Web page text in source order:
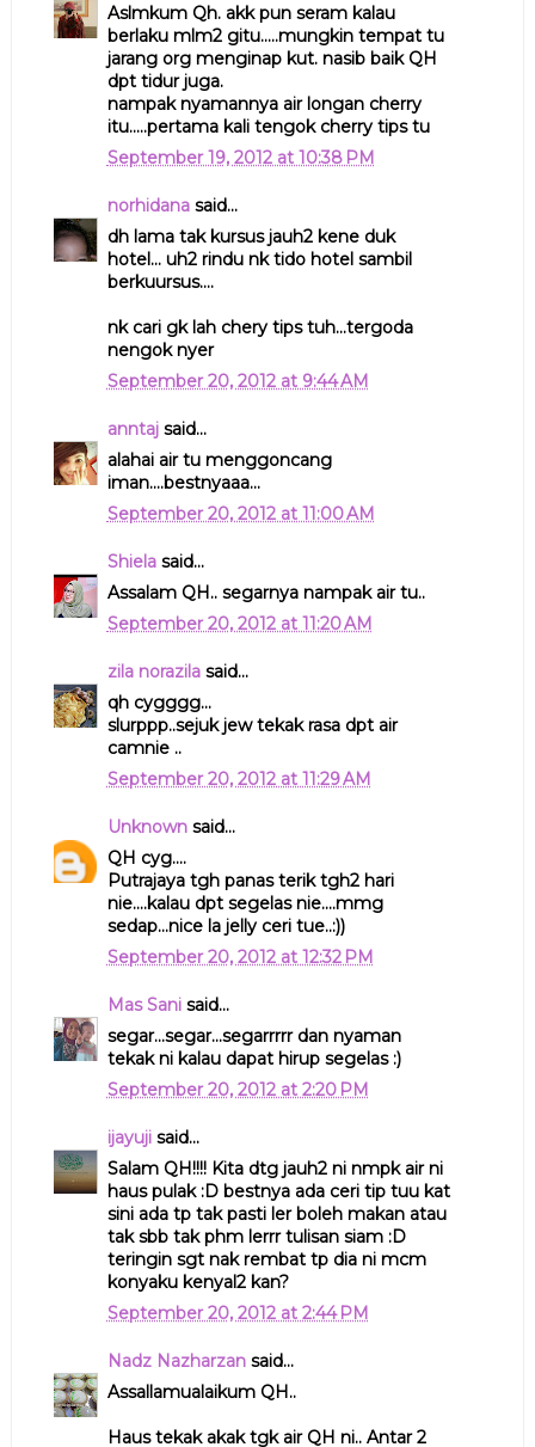
Aslmkum Qh. akk pun seram kalau
berlaku mlm2 gitu.....mungkin tempat tu
jarang org menginap kut. nasib baik QH
dpt tidur juga.
nampak nyamannya air longan cherry
itu.....pertama kali tengok cherry tips tu
September 19, 2012 at 10:38 PM
norhidanasaid...
dh lama tak kursus jauh2 kene duk
hotel... uh2 rindu nk tido hotel sambil
berkuursus....
nk cari gk lah chery tips tuh...tergoda
nengok nyer
September 20, 2012 at 9:44 AM
anntajsaid...
alahai air tu menggoncang
iman....bestnyaaa...
September 20, 2012 at 11:00 AM
Shielasaid...
Assalam QH.. segarnya nampak air tu..
September 20, 2012 at 11:20 AM
zila norazilasaid...
qh cygggg...
slurppp..sejuk jew tekak rasa dpt air
camnie ..
September 20, 2012 at 11:29 AM
Unknownsaid...
QH cyg....
Putrajaya tgh panas terik tgh2 hari
nie....kalau dpt segelas nie....mmg
sedap...nice la jelly ceri tue..:))
September 20, 2012 at 12:32 PM
Mas Sanisaid...
segar...segar...segarrrrr dan nyaman
tekak ni kalau dapat hirup segelas :)
September 20, 2012 at 2:20 PM
ijayujisaid...
Salam QH!!!! Kita dtg jauh2 ni nmpk air ni
haus pulak :D bestnya ada ceri tip tuu kat
sini ada tp tak pasti ler boleh makan atau
tak sbb tak phm lerrr tulisan siam :D
teringin sgt nak rembat tp dia ni mcm
konyaku kenyal2 kan?
September 20, 2012 at 2:44 PM
Nadz Nazharzansaid...
Assallamualaikum QH..
Haus tekak akak tgk air QH ni.. Antar 2